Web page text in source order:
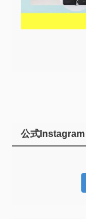
公式Instagram